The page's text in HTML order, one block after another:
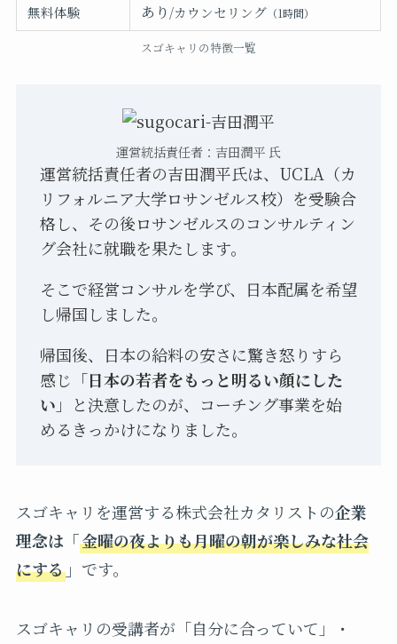
無料体験 あり/カウンセリング （1時間）
スゴキャリの特徴一覧
運営統括責任者：吉田潤平 氏
運営統括責任者の吉田潤平氏は、UCLA（カ
リフォルニア大学ロサンゼルス校）を受験合
格し、その後ロサンゼルスのコンサルティン
グ会社に就職を果たします。
そこで経営コンサルを学び、日本配属を希望
し帰国しました。
帰国後、日本の給料の安さに驚き怒りすら
感じ「日本の若者をもっと明るい顔にした
い 」と決意したのが、コーチング事業を始
めるきっかけになりました。
スゴキャリを運営する株式会社カタリストの企業
理念は「金曜の夜よりも月曜の朝が楽しみな社会
にする」 です。
スゴキャリの受講者が「自分に合っていて」・